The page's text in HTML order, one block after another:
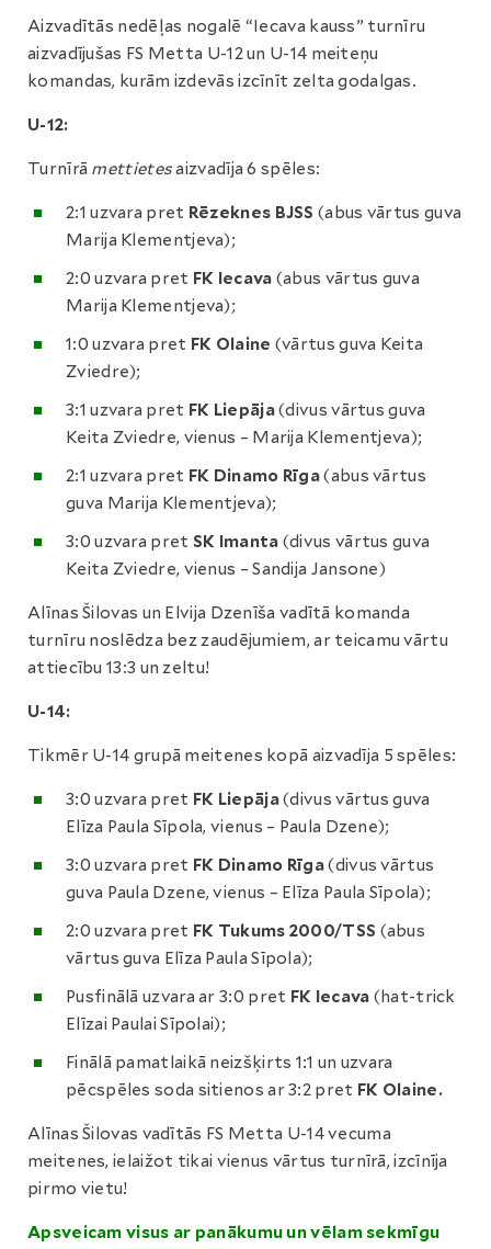
Aizvadītās nedēļas nogalē “Iecava kauss” turnīru
aizvadījušas FS Metta U-12 un U-14 meiteņu
komandas, kurām izdevās izcīnīt zelta godalgas.
U-12:
Turnīrā mettietesaizvadīja 6 spēles:
2:1 uzvara pret Rēzeknes BJSS (abus vārtus guva
Marija Klementjeva);
2:0 uzvara pret FK Iecava (abus vārtus guva
Marija Klementjeva);
1:0 uzvara pret FK Olaine (vārtus guva Keita
Zviedre);
3:1 uzvara pret FK Liepāja(divus vārtus guva
Keita Zviedre, vienus – Marija Klementjeva);
2:1 uzvara pret FK Dinamo Rīga(abus vārtus
guva Marija Klementjeva);
3:0 uzvara pret SK Imanta (divus vārtus guva
Keita Zviedre, vienus – Sandija Jansone)
Alīnas Šilovas un Elvija Dzenīša vadītā komanda
turnīru noslēdza bez zaudējumiem, ar teicamu vārtu
attiecību 13:3 un zeltu!
U-14:
Tikmēr U-14 grupā meitenes kopā aizvadīja 5 spēles:
3:0 uzvara pret FK Liepāja(divus vārtus guva
Elīza Paula Sīpola, vienus – Paula Dzene);
3:0 uzvara pret FK Dinamo Rīga(divus vārtus
guva Paula Dzene, vienus – Elīza Paula Sīpola);
2:0 uzvara pret FK Tukums 2000/TSS (abus
vārtus guva Elīza Paula Sīpola);
Pusfinālā uzvara ar 3:0 pret FK Iecava (hat-trick
Elīzai Paulai Sīpolai);
Finālā pamatlaikā neizšķirts 1:1 un uzvara
pēcspēles soda sitienos ar 3:2 pret FK Olaine.
Alīnas Šilovas vadītās FS Metta U-14 vecuma
meitenes, ielaižot tikai vienus vārtus turnīrā, izcīnīja
pirmo vietu!
Apsveicam visus ar panākumu un vēlam sekmīgu